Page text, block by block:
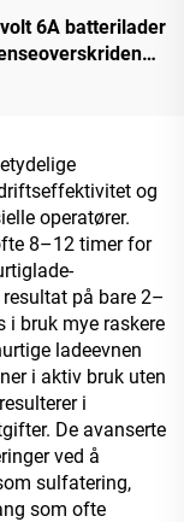
volt 6A batterilader
og
operatører.
8–12 timer for
på bare 2–
i bruk mye raskere
ladeevnen
i aktiv bruk uten
i
De avanserte
ved å
sulfatering,
som ofte